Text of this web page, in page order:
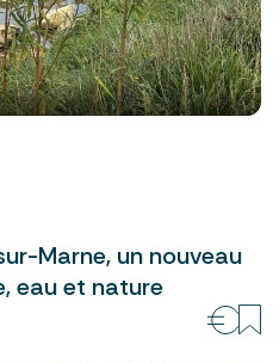
Marne, un nouveau
eau et nature